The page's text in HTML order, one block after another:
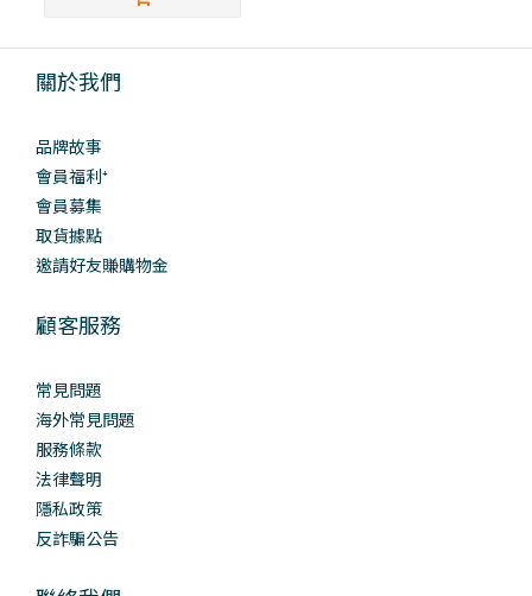
關於我們
品牌故事
會員福利⁺
會員募集
取貨據點
邀請好友賺購物金
顧客服務
常見問題
海外常見問題
服務條款
法律聲明
隱私政策
反詐騙公告